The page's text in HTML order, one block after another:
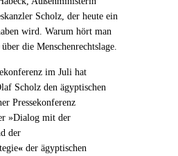
Scholz, der heute ein
wird. Warum hört man
die Menschenrechtslage.
im Juli hat
Scholz den ägyptischen
Pressekonferenz
»Dialog mit der
der
« der ägyptischen